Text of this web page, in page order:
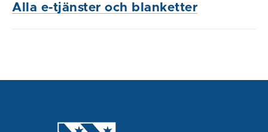
Alla e-tjänster och blanketter